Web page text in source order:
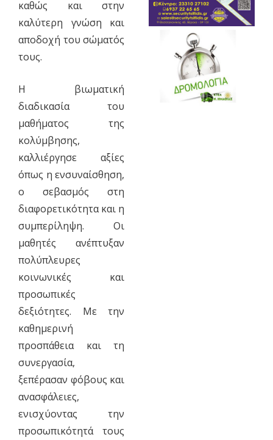
καθώς και στην
καλύτερη γνώση και
αποδοχή του σώματός
τους.
Η βιωματική
διαδικασία του
μαθήματος της
κολύμβησης,
καλλιέργησε αξίες
όπως η ενσυναίσθηση,
ο σεβασμός στη
διαφορετικότητα και η
συμπερίληψη. Οι
μαθητές ανέπτυξαν
πολύπλευρες
κοινωνικές και
προσωπικές
δεξιότητες. Με την
καθημερινή
προσπάθεια και τη
συνεργασία,
ξεπέρασαν φόβους και
ανασφάλειες,
ενισχύοντας την
προσωπικότητά τους